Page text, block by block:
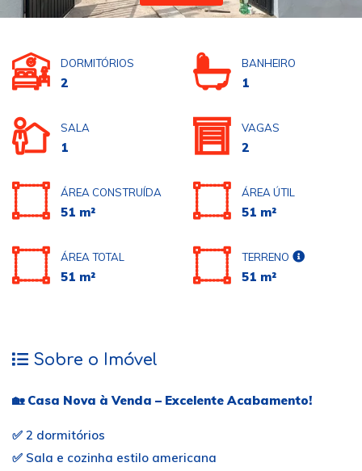
DORMITÓRIOS
2
BANHEIRO
1
SALA
1
VAGAS
2
ÁREA CONSTRUÍDA
51 m²
ÁREA ÚTIL
51 m²
ÁREA TOTAL
51 m²
TERRENO
51 m²
Sobre o Imóvel
🏡 Casa Nova à Venda – Excelente Acabamento!
✅ 2 dormitórios
✅ Sala e cozinha estilo americana